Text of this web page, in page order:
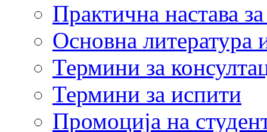
Практична настава
Основна литература
Термини за
Термини за испити
Промоција на